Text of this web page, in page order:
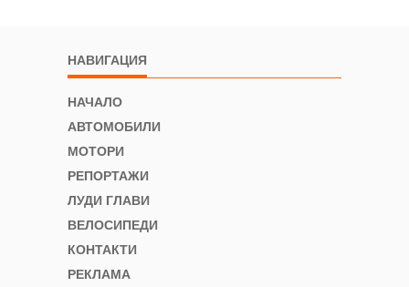
НАВИГАЦИЯ
НАЧАЛО
АВТОМОБИЛИ
МОТОРИ
РЕПОРТАЖИ
ЛУДИ ГЛАВИ
ВЕЛОСИПЕДИ
КОНТАКТИ
РЕКЛАМА